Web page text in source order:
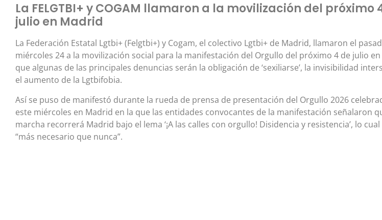
La FELGTBI+ y COGAM llamaron a la movilización del próximo
julio en Madrid
La Federación Estatal Lgtbi+ (Felgtbi+) y Cogam, el colectivo Lgtbi+ de Madrid, llamaron el
miércoles 24 a la movilización social para la manifestación del Orgullo del próximo 4 de julio en
que algunas de las principales denuncias serán la obligación de ‘sexiliarse’, la invisibilidad
el aumento de la Lgtbifobia.
Así se puso de manifestó durante la rueda de prensa de presentación del Orgullo 2026
este miércoles en Madrid en la que las entidades convocantes de la manifestación señalaron
marcha recorrerá Madrid bajo el lema ‘¡A las calles con orgullo! Disidencia y resistencia’, lo cual
“más necesario que nunca”.